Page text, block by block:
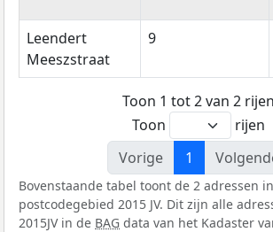
Leendert
Meeszstraat
9
Toon 1 tot 2 van 2 rijen
Toon
rijen
Vorige
1
Bovenstaande tabel toont de 2 adressen
postcodegebied 2015 JV. Dit zijn alle
2015JV in de BAG data van het Kadaster